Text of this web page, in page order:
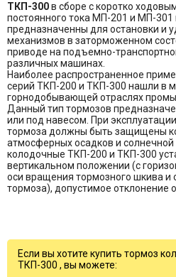
ТКП-300в сборе с коротко
постоянного тока МП-201 и МП-301
предназначенны для остановки и
механизмов в заторможенном
приводе на подъемно-
различных машинах.
Наиболее распространенное
серий ТКП-200 и ТКП-300 нашли в
горнодобывающей отраслях
Данный тип тормозов
или под навесом. При
тормоза должны быть защищены
атмосферных осадков и
колодочные ТКП-200 и ТКП-300
вертикальном положении (с
оси вращения тормозного шкива и
тормоза), допустимое отклонение
Если вы хотите купить тормоз
ТКП-300 , вы можете: